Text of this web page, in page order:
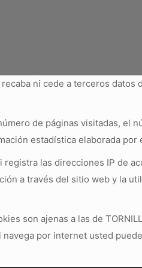
ni cede a terceros
de páginas visitadas, el
estadística elaborada
las direcciones IP de
a través del sitio web y la
son ajenas a las de
por internet usted